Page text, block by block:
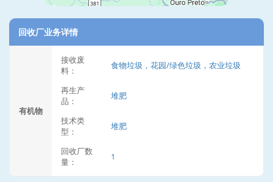
回收厂业务详情
有机物
接收废
料：
食物垃圾，花园/绿色垃圾，农业垃圾
再生产
品：
堆肥
技术类
型：
堆肥
回收厂数
量：
1